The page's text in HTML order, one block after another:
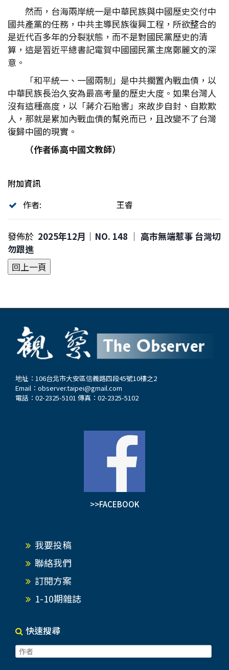
然而，台海兩岸統一是中華民族與中國歷史交付中
國共產黨的任務，中共主導民族復興工程，所欲整合的
是近代百多年的分裂狀態，而不是對國民黨歷史的清
算，這是習近平總書記電賀中國國民黨主席鄭麗文的深
意。
「和平統一、一國兩制」是中共擱置內戰血債，以
中華民族長治久安為最高考量的歷史大度。如果台灣人
沒有這種高度，以「蔣介石貽害」來故步自封、自欺欺
人，那就是累加內戰血債的幫兇而已，且改變不了台灣
復歸中國的現實。
（作者係高中國文教師）
附加資訊
作者:
王睿
發佈於 2025年12月｜NO. 148 │ 高市無端惹事 台灣切
勿跟進
地址：106台北市大安區信義路四段45號10樓之2
Email： observer.taipei@gmail.com
電話：02-2325-5101 傳真：02-2325-5102
>>FACEBOOK
我要投稿
聯絡我們
訂閱方案
1-10期雜誌
快速搜尋